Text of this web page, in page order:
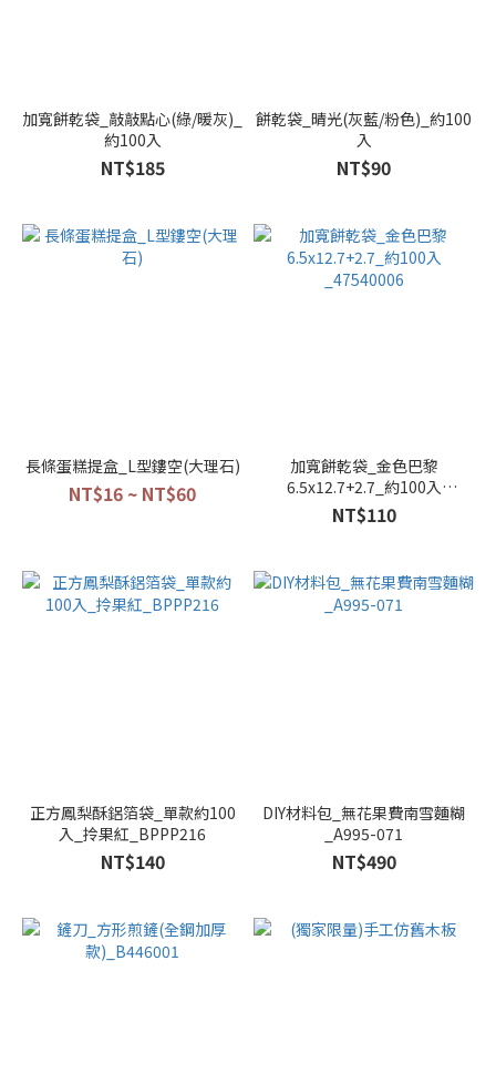
加寬餅乾袋_敲敲點心(綠/暖灰)_
約100入
NT$185
餅乾袋_晴光(灰藍/粉色)_約100
入
NT$90
長條蛋糕提盒_L型鏤空(大理石)
NT$16 ~ NT$60
加寬餅乾袋_金色巴黎
6.5x12.7+2.7_約100入
_47540006
NT$110
正方鳳梨酥鋁箔袋_單款約100
入_拎果紅_BPPP216
NT$140
DIY材料包_無花果費南雪麵糊
_A995-071
NT$490